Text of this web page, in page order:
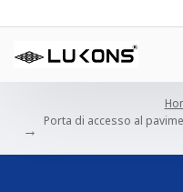
Porta di accesso al